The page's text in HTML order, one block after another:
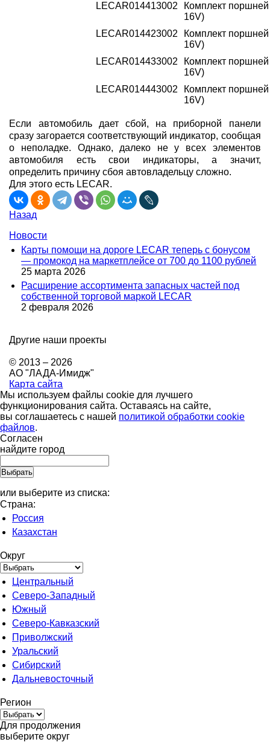
LECAR014413002
Комплект
16V)
LECAR014423002
Комплект
16V)
LECAR014433002
Комплект
16V)
LECAR014443002
Комплект
16V)
Если автомобиль дает сбой, на приборной панели
сразу загорается соответствующий индикатор, сообщая
о неполадке. Однако, далеко не у всех элементов
автомобиля есть свои индикаторы, а значит,
определить причину сбоя автовладельцу сложно.
Для этого есть LECAR.
Назад
Новости
Карты помощи на дороге LECAR теперь с бонусом
— промокод на маркетплейсе от 700 до 1100 рублей
25 марта 2026
Расширение ассортимента запасных частей под
собственной торговой маркой LECAR
2 февраля 2026
Другие наши проекты
© 2013 – 2026
АО "ЛАДА-Имидж"
Карта сайта
Мы используем файлы cookie для лучшего
функционирования сайта. Оставаясь на сайте,
вы соглашаетесь с нашей политикой обработки cookie
файлов.
Согласен
найдите город
или выберите из списка:
Страна:
Россия
Казахстан
Округ
Центральный
Северо-Западный
Южный
Северо-Кавказский
Приволжский
Уральский
Сибирский
Дальневосточный
Регион
Для продолжения
выберите округ